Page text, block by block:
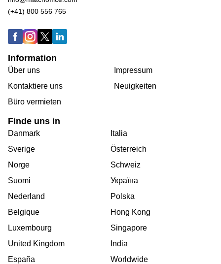
(+41) 800 556 765
Information
Über uns
Kontaktiere uns
Büro vermieten
Impressum
Neuigkeiten
Finde uns in
Danmark
Sverige
Norge
Suomi
Nederland
Belgique
Luxembourg
United Kingdom
España
Italia
Österreich
Schweiz
Україна
Polska
Hong Kong
Singapore
India
Worldwide